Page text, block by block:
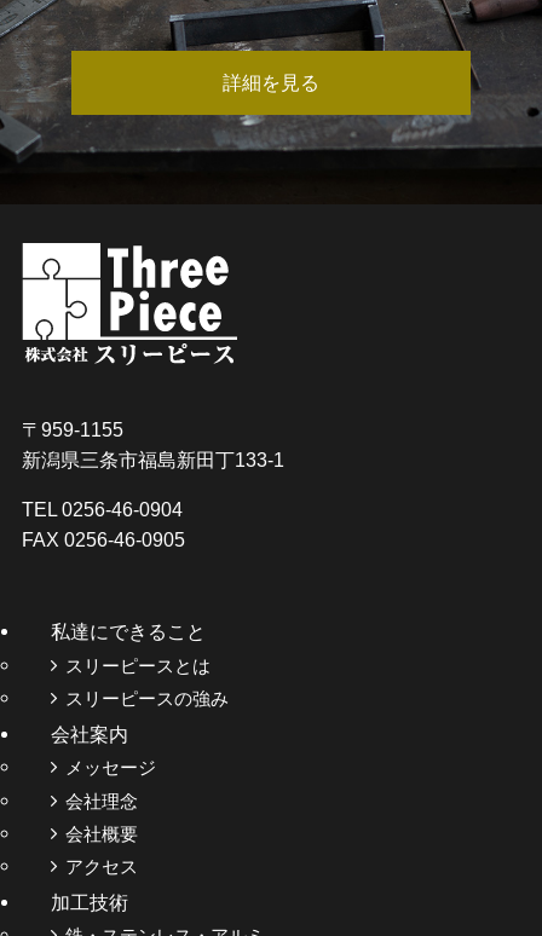
詳細を見る
〒959-1155
新潟県三条市福島新田丁133-1
TEL 0256-46-0904
FAX 0256-46-0905
私達にできること
スリーピースとは
スリーピースの強み
会社案内
メッセージ
会社理念
会社概要
アクセス
加工技術